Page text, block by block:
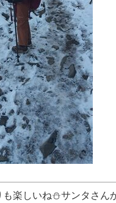
も楽しいね⛄サンタさん